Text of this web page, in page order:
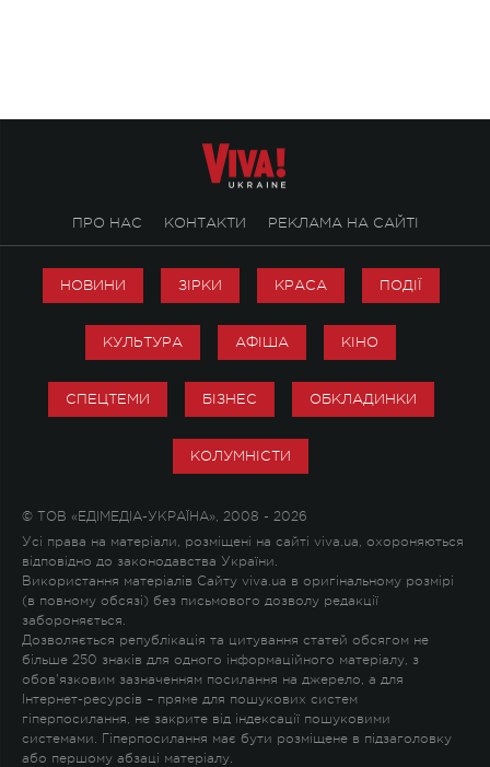
ПРО НАС КОНТАКТИ РЕКЛАМА НА САЙТІ
НОВИНИ ЗІРКИ КРАСА ПОДІЇ
КУЛЬТУРА АФІША КІНО
СПЕЦТЕМИ БІЗНЕС ОБКЛАДИНКИ
КОЛУМНІСТИ
© ТОВ «ЕДІМЕДІА-УКРАЇНА», 2008 - 2026
Усі права на матеріали, розміщені на сайті viva.ua, охороняються
відповідно до законодавства України.
Використання матеріалів Сайту viva.ua в оригінальному розмірі
(в повному обсязі) без письмового дозволу редакції
забороняється.
Дозволяється републікація та цитування статей обсягом не
більше 250 знаків для одного інформаційного матеріалу, з
обов'язковим зазначенням посилання на джерело, а для
Інтернет-ресурсів – пряме для пошукових систем
гіперпосилання, не закрите від індексації пошуковими
системами. Гіперпосилання має бути розміщене в підзаголовку
або першому абзаці матеріалу.